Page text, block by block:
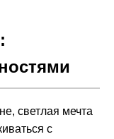
светлая мечта
с